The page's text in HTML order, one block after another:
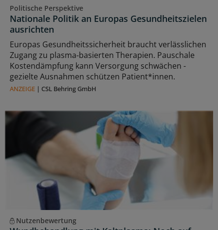
Politische Perspektive
Nationale Politik an Europas Gesundheitszielen
ausrichten
Europas Gesundheitssicherheit braucht verlässlichen
Zugang zu plasma‑basierten Therapien. Pauschale
Kostendämpfung kann Versorgung schwächen -
gezielte Ausnahmen schützen Patient*innen.
ANZEIGE | CSL Behring GmbH
Nutzenbewertung